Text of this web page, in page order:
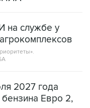
на службе у
2027 года